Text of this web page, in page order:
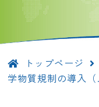
トップページ
学物質規制の導入